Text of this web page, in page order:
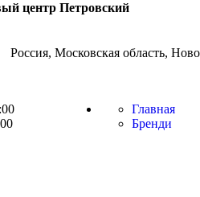
центр Петровский
Россия, Московская область,
Главная
Бренди